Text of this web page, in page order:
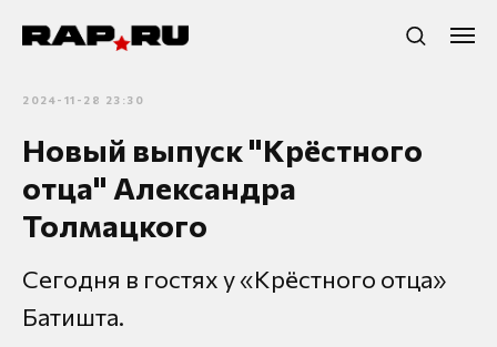
2024-11-28 23:30
Новый выпуск "Крёстного
отца" Александра
Толмацкого
Сегодня в гостях у «Крёстного отца»
Батишта.